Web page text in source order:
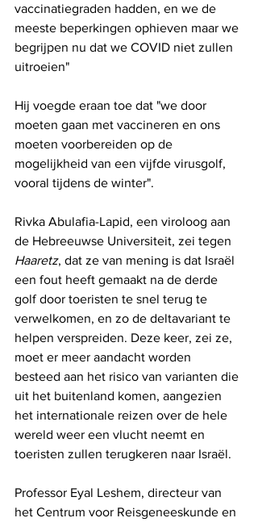
vaccinatiegraden hadden, en we de
meeste beperkingen ophieven maar we
begrijpen nu dat we COVID niet zullen
uitroeien"
Hij voegde eraan toe dat "we door
moeten gaan met vaccineren en ons
moeten voorbereiden op de
mogelijkheid van een vijfde virusgolf,
vooral tijdens de winter".
Rivka Abulafia-Lapid, een viroloog aan
de Hebreeuwse Universiteit, zei tegen
Haaretz, dat ze van mening is dat Israël
een fout heeft gemaakt na de derde
golf door toeristen te snel terug te
verwelkomen, en zo de deltavariant te
helpen verspreiden. Deze keer, zei ze,
moet er meer aandacht worden
besteed aan het risico van varianten die
uit het buitenland komen, aangezien
het internationale reizen over de hele
wereld weer een vlucht neemt en
toeristen zullen terugkeren naar Israël.
Professor Eyal Leshem, directeur van
het Centrum voor Reisgeneeskunde en